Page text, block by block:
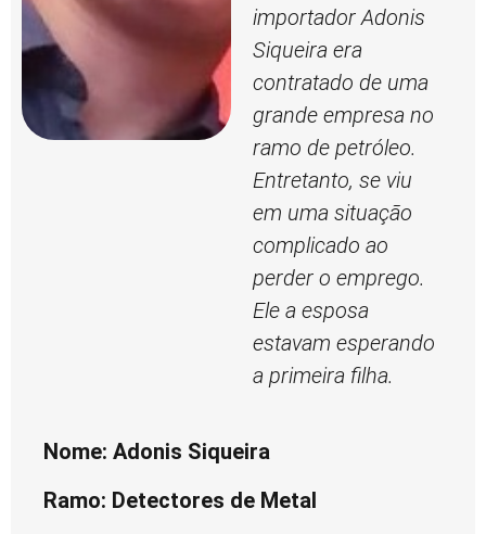
importador Adonis
Siqueira era
contratado de uma
grande empresa no
ramo de petróleo.
Entretanto, se viu
em uma situação
complicado ao
perder o emprego.
Ele a esposa
estavam esperando
a primeira filha.
Nome: Adonis Siqueira
Ramo: Detectores de Metal